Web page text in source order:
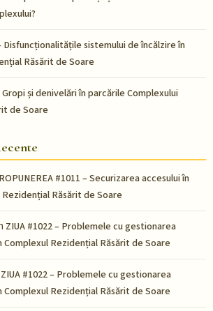
Disfuncționalitățile sistemului de încălzire în
Răsărit de Soare
Gropi și denivelări în parcările Complexului
de Soare
#1011 – Securizarea accesului în
Răsărit de Soare
ZIUA #1022 – Problemele cu gestionarea
Complexul Rezidențial Răsărit de Soare
ZIUA #1022 – Problemele cu gestionarea
Complexul Rezidențial Răsărit de Soare